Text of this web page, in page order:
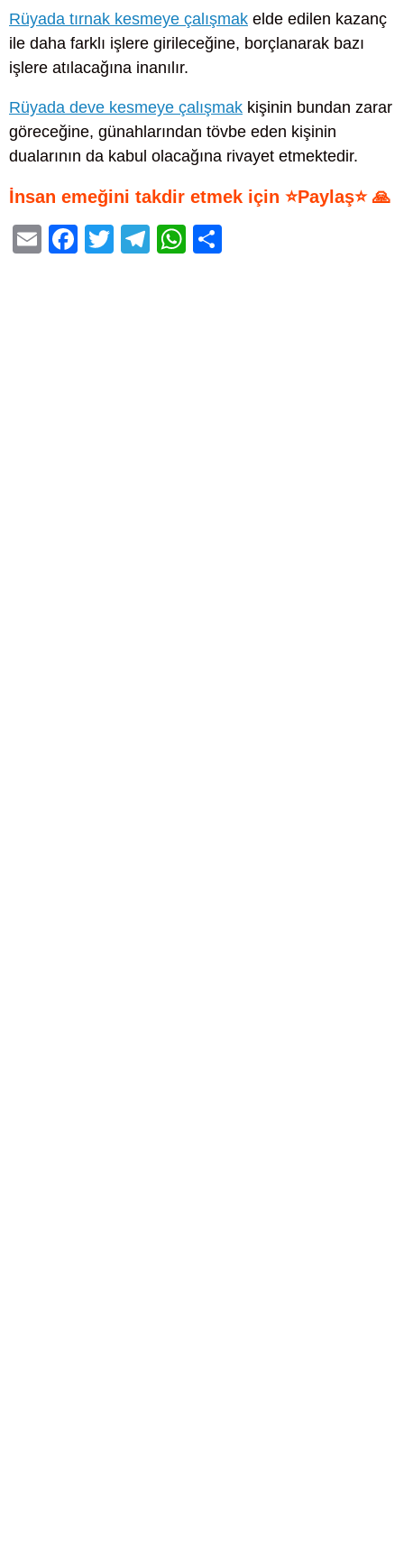
Rüyada tırnak kesmeye çalışmak elde edilen kazanç
ile daha farklı işlere girileceğine, borçlanarak bazı
işlere atılacağına inanılır.
Rüyada deve kesmeye çalışmak kişinin bundan zarar
göreceğine, günahlarından tövbe eden kişinin
dualarının da kabul olacağına rivayet etmektedir.
İnsan emeğini takdir etmek için ⭐Paylaş⭐ 🙏
E
F
T
T
W